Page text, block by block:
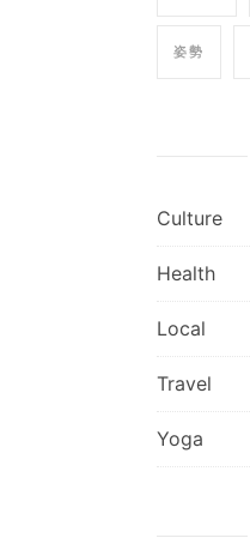
姿勢
Culture
Health
Local
Travel
Yoga